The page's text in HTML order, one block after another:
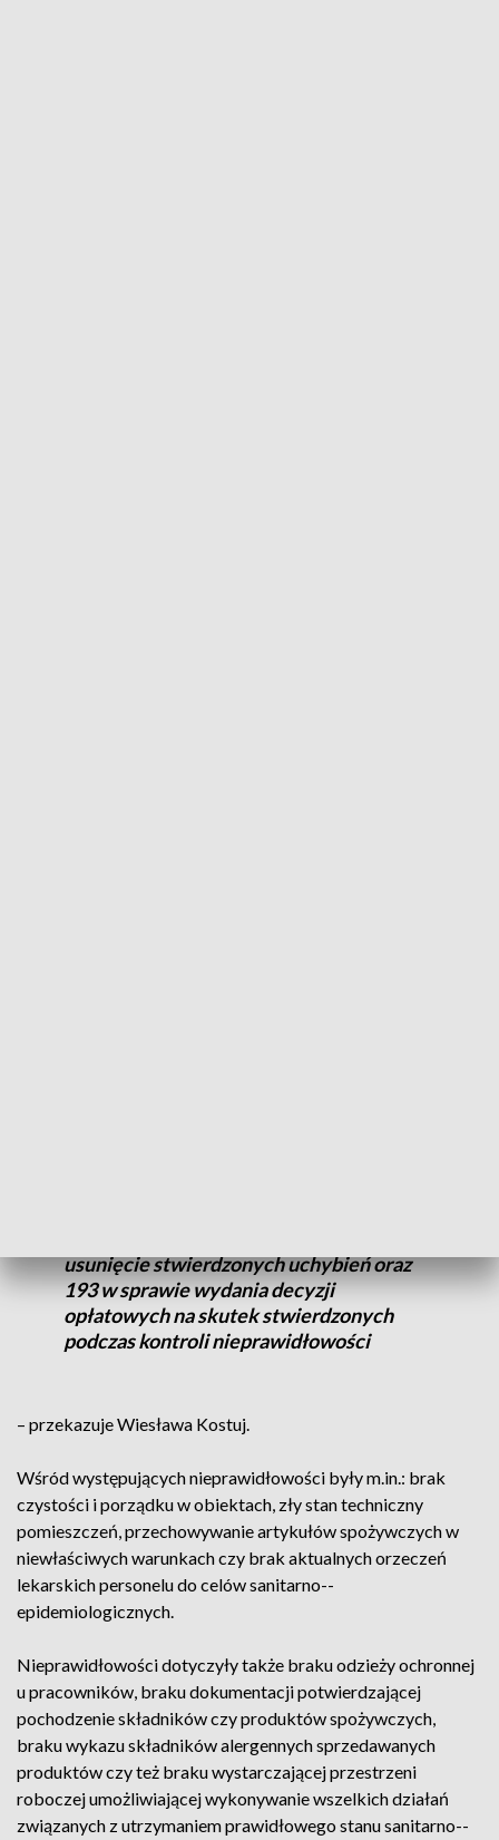
usunięcie stwierdzonych uchybień oraz
193 w sprawie wydania decyzji
opłatowych na skutek stwierdzonych
podczas kontroli nieprawidłowości
– przekazuje Wiesława Kostuj.
Wśród występujących nieprawidłowości były m.in.: brak
czystości i porządku w obiektach, zły stan techniczny
pomieszczeń, przechowywanie artykułów spożywczych w
niewłaściwych warunkach czy brak aktualnych orzeczeń
lekarskich personelu do celów sanitarno-­
epidemiologicznych.
Nieprawidłowości dotyczyły także braku odzieży ochronnej
u pracowników, braku dokumentacji potwierdzającej
pochodzenie składników czy produktów spożywczych,
braku wykazu składników alergennych sprzedawanych
produktów czy też braku wystarczającej przestrzeni
roboczej umożliwiającej wykonywanie wszelkich działań
związanych z utrzymaniem prawidłowego stanu sanitarno-­